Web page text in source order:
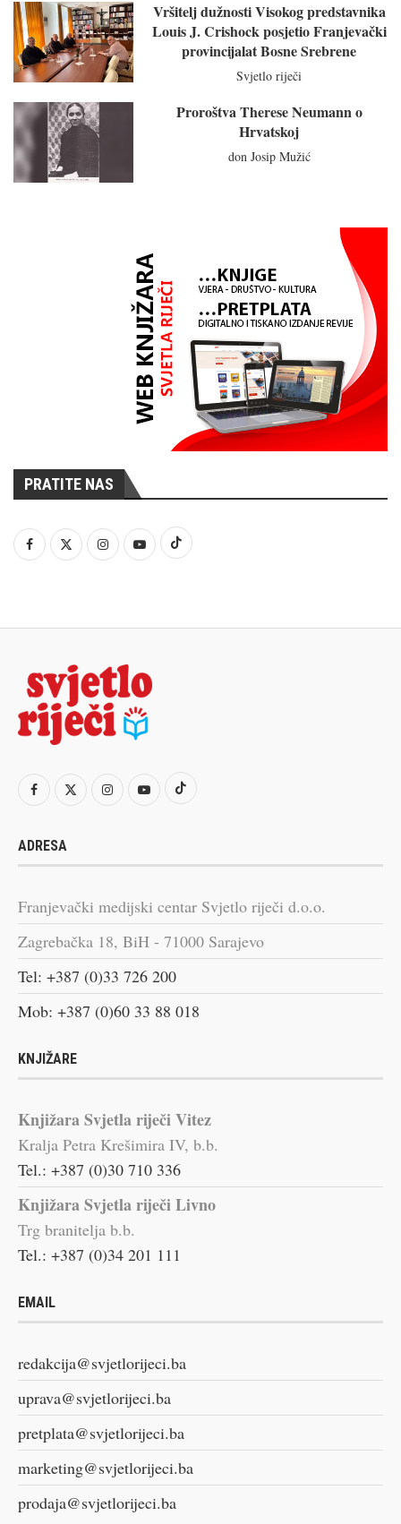
Vršitelj dužnosti Visokog predstavnika
Louis J. Crishock posjetio Franjevački
provincijalat Bosne Srebrene
Svjetlo riječi
Proroštva Therese Neumann o
Hrvatskoj
don Josip Mužić
PRATITE NAS
ADRESA
Franjevački medijski centar Svjetlo riječi d.o.o.
Zagrebačka 18, BiH - 71000 Sarajevo
Tel: +387 (0)33 726 200
Mob: +387 (0)60 33 88 018
KNJIŽARE
Knjižara Svjetla riječi Vitez
Kralja Petra Krešimira IV, b.b.
Tel.: +387 (0)30 710 336
Knjižara Svjetla riječi Livno
Trg branitelja b.b.
Tel.: +387 (0)34 201 111
EMAIL
redakcija@svjetlorijeci.ba
uprava@svjetlorijeci.ba
pretplata@svjetlorijeci.ba
marketing@svjetlorijeci.ba
prodaja@svjetlorijeci.ba